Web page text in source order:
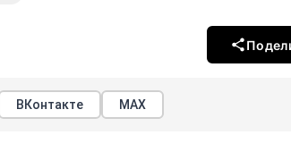
ВКонтакте МАХ